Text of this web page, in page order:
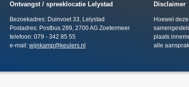
Ontvangst / spreeklocatie Lelystad
Bezoekadres: Duinvoet 33, Lelystad
Postadres: Postbus 289, 2700 AG Zoetermeer
telefoon: 079 - 342 85 55
e-mail: wijnkamp@keulers.nl
Disclaimer
Hoewel
plaats
alle